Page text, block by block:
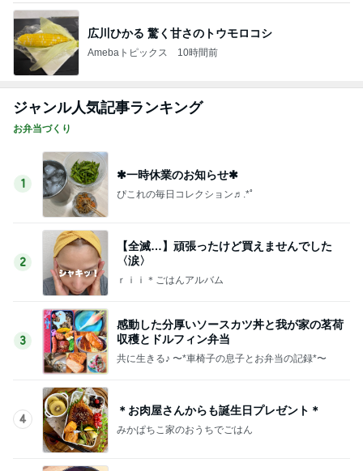
広川ひかる 驚く甘さのトウモロコシ
Amebaトピックス 10時間前
ジャンル人気記事ランキング
お弁当づくり
1
✱一時休業のお知らせ✱
ぴこれの毎日コレクション♬.*ﾟ
2
【全滅…】頑張ったけど買えませんでした
〈涙〉
ｒｉｉ＊ごはんアルバム
3
感動した分厚いソースカツ丼と我が家の茗荷
収穫とドルフィン弁当
共に生きる♪ 〜*車椅子の息子とお弁当の記録*〜
4
＊お肉屋さんからも誕生日プレゼント＊
みかぱちこ家のおうちでごはん